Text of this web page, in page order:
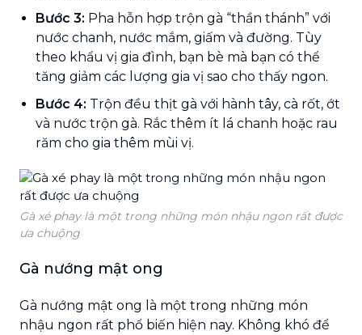
Bước 3: Pha hỗn hợp trộn gà “thần thánh” với
nước chanh, nước mắm, giấm và đường. Tùy
theo khẩu vị gia đình, bạn bè mà bạn có thể
tăng giảm các lượng gia vị sao cho thấy ngon.
Bước 4: Trộn đều thịt gà với hành tây, cà rốt, ớt
và nước trộn gà. Rắc thêm ít lá chanh hoặc rau
răm cho gia thêm mùi vị.
Gà xé phay là một trong những món nhậu ngon rất được
ưa chuộng
Gà nướng mật ong
Gà nướng mật ong là một trong những món
nhậu ngon rất phổ biến hiện nay. Không khó để